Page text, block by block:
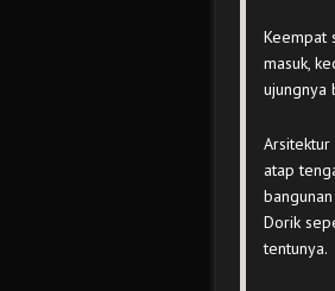
Keempat
masuk,
ujungnya
atap
Dorik
tentunya.